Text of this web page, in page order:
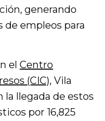
generando
de empleos para
elCentro
(CIC), Vila
la llegada de estos
por 16,825